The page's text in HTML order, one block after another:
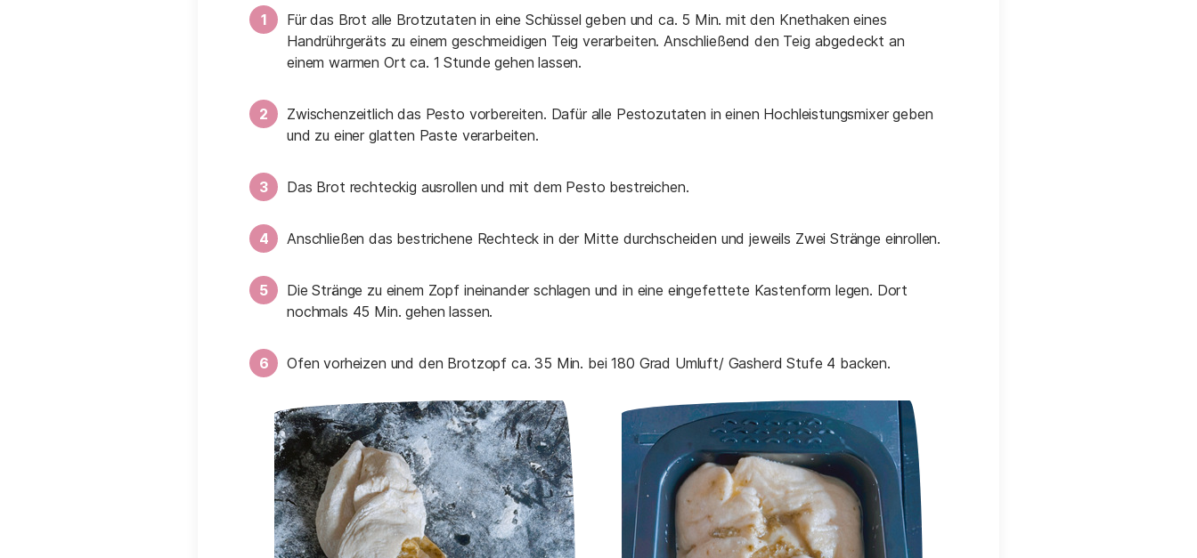
Für das Brot alle Brotzutaten in eine Schüssel geben und ca. 5 Min. mit den Knethaken eines
Handrührgeräts zu einem geschmeidigen Teig verarbeiten. Anschließend den Teig abgedeckt an
einem warmen Ort ca. 1 Stunde gehen lassen.
Zwischenzeitlich das Pesto vorbereiten. Dafür alle Pestozutaten in einen Hochleistungsmixer geben
und zu einer glatten Paste verarbeiten.
Das Brot rechteckig ausrollen und mit dem Pesto bestreichen.
Anschließen das bestrichene Rechteck in der Mitte durchscheiden und jeweils Zwei Stränge einrollen.
Die Stränge zu einem Zopf ineinander schlagen und in eine eingefettete Kastenform legen. Dort
nochmals 45 Min. gehen lassen.
Ofen vorheizen und den Brotzopf ca. 35 Min. bei 180 Grad Umluft/ Gasherd Stufe 4 backen.